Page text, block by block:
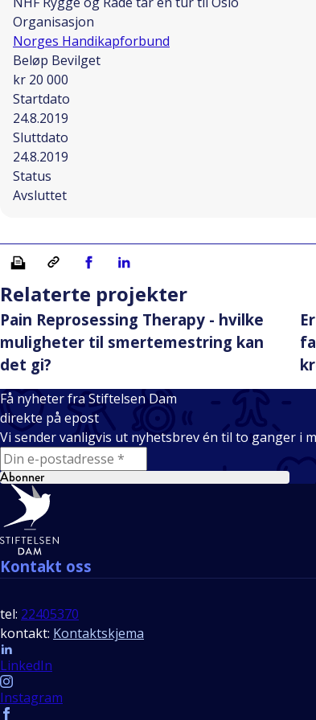
Organisasjon
Norges Handikapforbund
Beløp Bevilget
kr 20 000
Startdato
24.8.2019
Sluttdato
24.8.2019
Status
Avsluttet
Skriv ut Kopiera länkDel på Facebook
Del på Linkedin
Relaterte projekter
Pain Reprosessing Therapy - hvilke
muligheter til smertemestring kan
det gi?
Få nyheter fra Stiftelsen Dam
direkte på epost
Vi sender vanligvis ut nyhetsbrev én til to ganger i
E-mail
Abonner
Bunntekst
Kontakt oss
tel: 22405370
kontakt: Kontaktskjema
Follow us
LinkedIn
Instagram